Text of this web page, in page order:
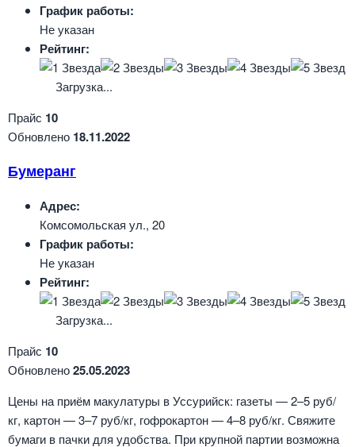
График работы:
Не указан
Рейтинг:
Загрузка...
Прайс 10
Обновлено 18.11.2022
Бумеранг
Адрес:
Комсомольская ул., 20
График работы:
Не указан
Рейтинг:
Загрузка...
Прайс 10
Обновлено25.05.2023
Цены на приём макулатуры в Уссурийск: газеты — 2–5 руб/
кг, картон — 3–7 руб/кг, гофрокартон — 4–8 руб/кг. Свяжите
бумаги в пачки для удобства. При крупной партии возможна